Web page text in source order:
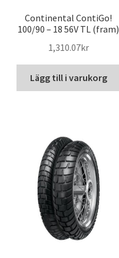
Continental ContiGo!
100/90 – 18 56V TL (fram)
1,310.07kr
Lägg till i varukorg